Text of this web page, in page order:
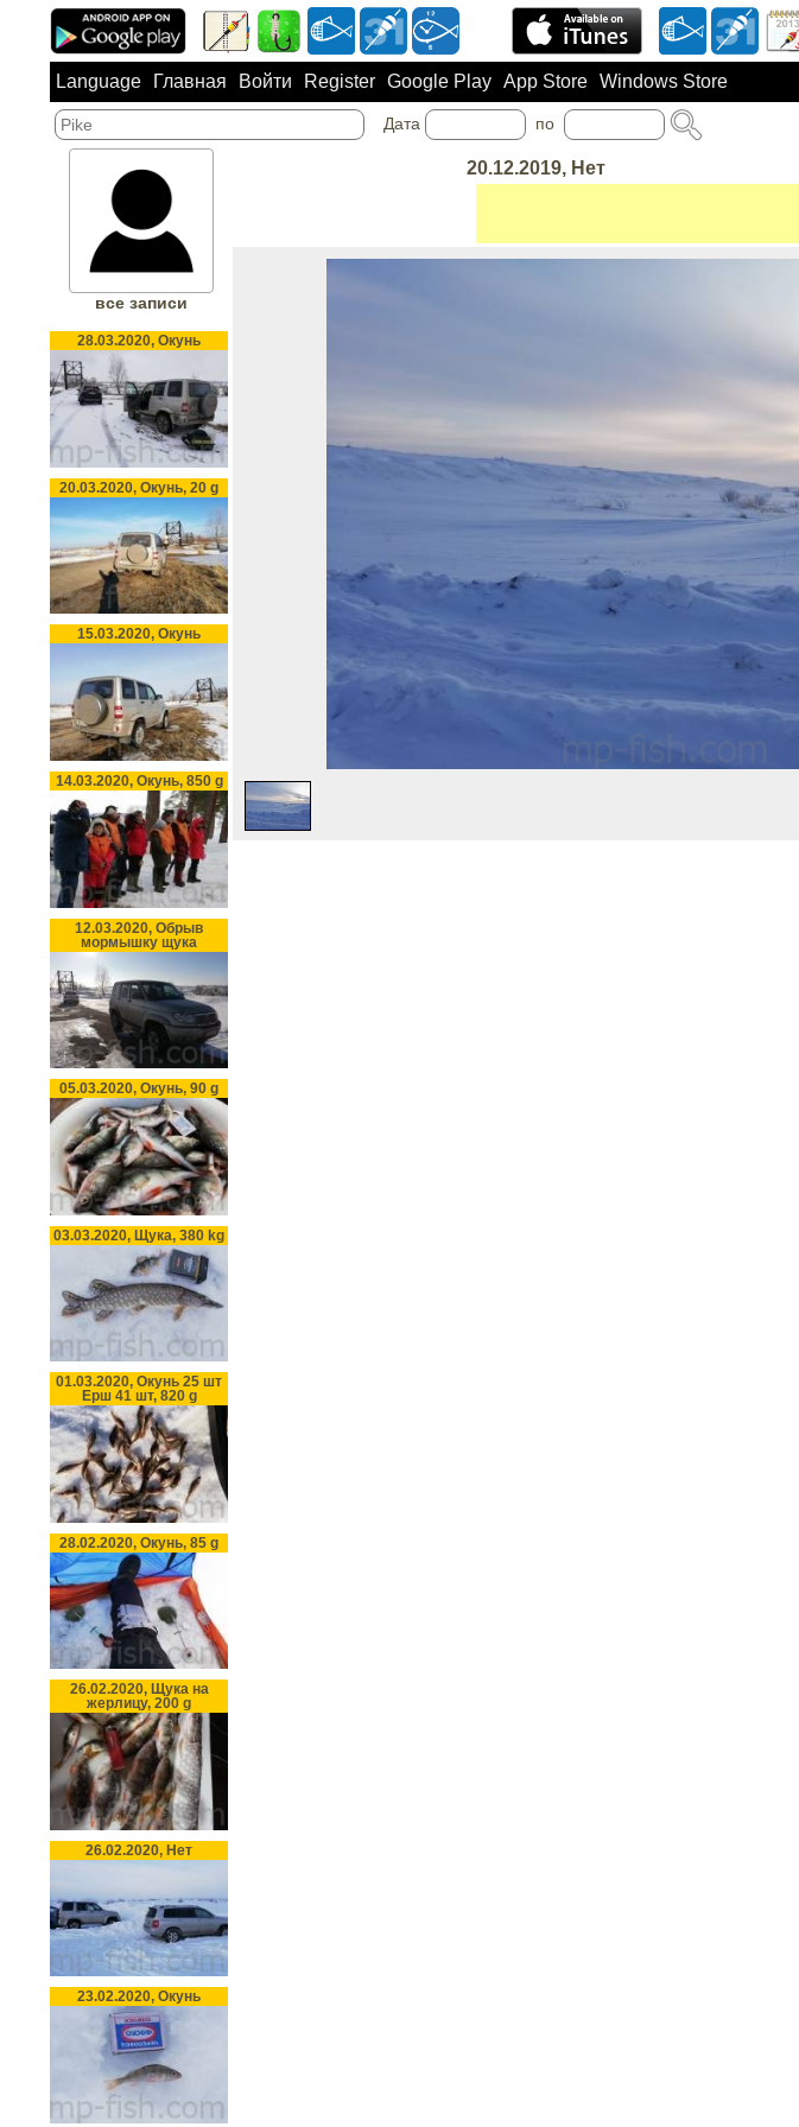
Language Главная Войти Register Google Play App Store Windows Store
Дата по
20.12.2019, Нет
все записи
28.03.2020, Окунь
20.03.2020, Окунь, 20 g
15.03.2020, Окунь
14.03.2020, Окунь, 850 g
12.03.2020, Обрыв
мормышку щука
05.03.2020, Окунь, 90 g
03.03.2020, Щука, 380 kg
01.03.2020, Окунь 25 шт
Ерш 41 шт, 820 g
28.02.2020, Окунь, 85 g
26.02.2020, Щука на
жерлицу, 200 g
26.02.2020, Нет
23.02.2020, Окунь